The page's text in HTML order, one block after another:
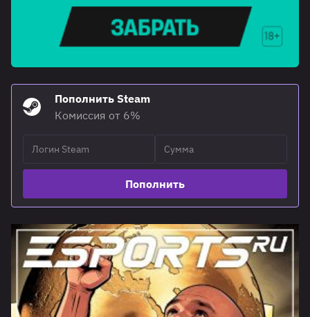
Пополнить Steam
Комиссия от 6%
Пополнить